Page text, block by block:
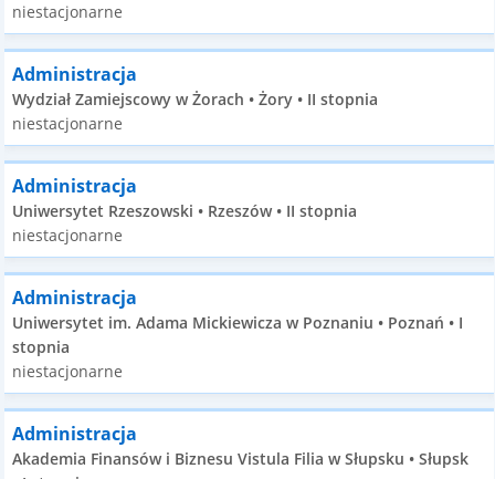
niestacjonarne
Administracja
Wydział Zamiejscowy w Żorach • Żory • II stopnia
niestacjonarne
Administracja
Uniwersytet Rzeszowski • Rzeszów • II stopnia
niestacjonarne
Administracja
Uniwersytet im. Adama Mickiewicza w Poznaniu • Poznań • I
stopnia
niestacjonarne
Administracja
Akademia Finansów i Biznesu Vistula Filia w Słupsku • Słupsk